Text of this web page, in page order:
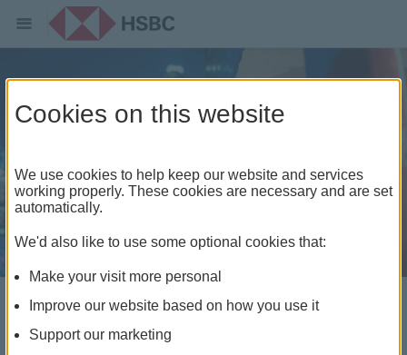
在多個國家或地區理財
Cookies on this website
We use cookies to help keep our website and services
working properly. These cookies are necessary and are set
automatically.
We'd also like to use some optional cookies that:
Make your visit more personal
Improve our website based on how you use it
Support our marketing